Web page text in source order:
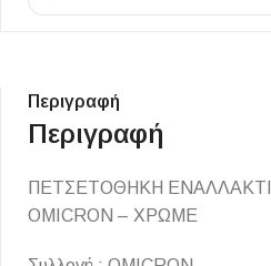
Περιγραφή
Περιγραφή
ΠΕΤΣΕΤΟΘΗΚΗ
OMICRON – ΧΡΩΜΕ